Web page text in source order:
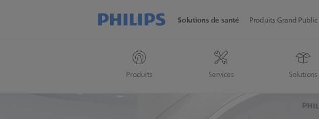
Solutions de santé
Produits Services Solutions
Produits Grand Public